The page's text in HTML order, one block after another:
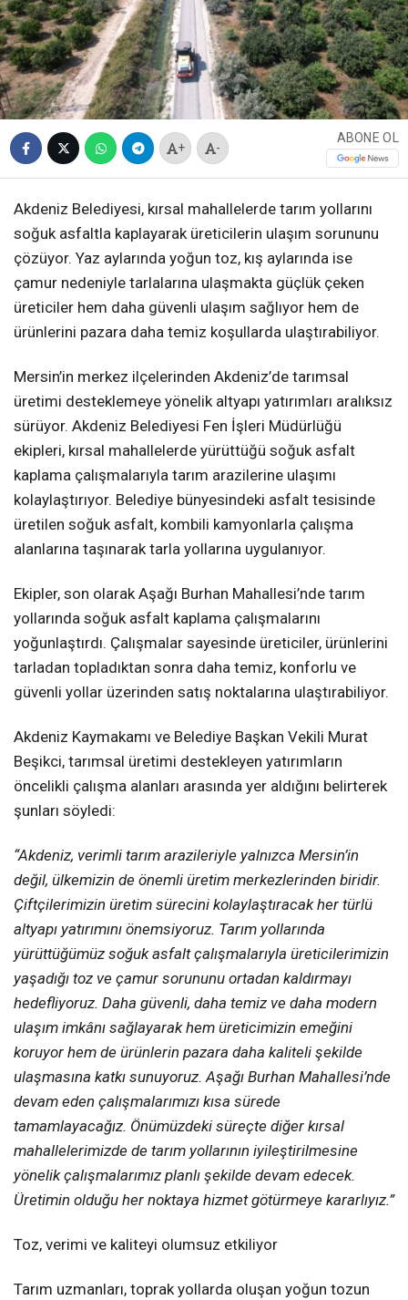
+ -
ABONE OL
Akdeniz Belediyesi, kırsal mahallelerde tarım yollarını
soğuk asfaltla kaplayarak üreticilerin ulaşım sorununu
çözüyor. Yaz aylarında yoğun toz, kış aylarında ise
çamur nedeniyle tarlalarına ulaşmakta güçlük çeken
üreticiler hem daha güvenli ulaşım sağlıyor hem de
ürünlerini pazara daha temiz koşullarda ulaştırabiliyor.
Mersin’in merkez ilçelerinden Akdeniz’de tarımsal
üretimi desteklemeye yönelik altyapı yatırımları aralıksız
sürüyor. Akdeniz Belediyesi Fen İşleri Müdürlüğü
ekipleri, kırsal mahallelerde yürüttüğü soğuk asfalt
kaplama çalışmalarıyla tarım arazilerine ulaşımı
kolaylaştırıyor. Belediye bünyesindeki asfalt tesisinde
üretilen soğuk asfalt, kombili kamyonlarla çalışma
alanlarına taşınarak tarla yollarına uygulanıyor.
Ekipler, son olarak Aşağı Burhan Mahallesi’nde tarım
yollarında soğuk asfalt kaplama çalışmalarını
yoğunlaştırdı. Çalışmalar sayesinde üreticiler, ürünlerini
tarladan topladıktan sonra daha temiz, konforlu ve
güvenli yollar üzerinden satış noktalarına ulaştırabiliyor.
Akdeniz Kaymakamı ve Belediye Başkan Vekili Murat
Beşikci, tarımsal üretimi destekleyen yatırımların
öncelikli çalışma alanları arasında yer aldığını belirterek
şunları söyledi:
“Akdeniz, verimli tarım arazileriyle yalnızca Mersin’in
değil, ülkemizin de önemli üretim merkezlerinden biridir.
Çiftçilerimizin üretim sürecini kolaylaştıracak her türlü
altyapı yatırımını önemsiyoruz. Tarım yollarında
yürüttüğümüz soğuk asfalt çalışmalarıyla üreticilerimizin
yaşadığı toz ve çamur sorununu ortadan kaldırmayı
hedefliyoruz. Daha güvenli, daha temiz ve daha modern
ulaşım imkânı sağlayarak hem üreticimizin emeğini
koruyor hem de ürünlerin pazara daha kaliteli şekilde
ulaşmasına katkı sunuyoruz. Aşağı Burhan Mahallesi’nde
devam eden çalışmalarımızı kısa sürede
tamamlayacağız. Önümüzdeki süreçte diğer kırsal
mahallelerimizde de tarım yollarının iyileştirilmesine
yönelik çalışmalarımız planlı şekilde devam edecek.
Üretimin olduğu her noktaya hizmet götürmeye kararlıyız.”
Toz, verimi ve kaliteyi olumsuz etkiliyor
Tarım uzmanları, toprak yollarda oluşan yoğun tozun